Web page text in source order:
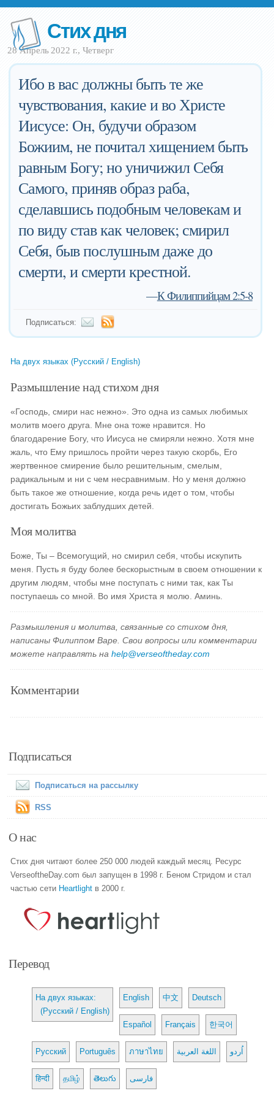
Стих дня
28 Апрель 2022 г., Четверг
Ибо в вас должны быть те же
чувствования, какие и во Христе
Иисусе: Он, будучи образом
Божиим, не почитал хищением быть
равным Богу; но уничижил Себя
Самого, приняв образ раба,
сделавшись подобным человекам и
по виду став как человек; смирил
Себя, быв послушным даже до
смерти, и смерти крестной.
—К Филиппийцам 2:5-8
Подписаться:
На двух языках (Русский / English)
Размышление над стихом дня
«Господь, смири нас нежно». Это одна из самых любимых
молитв моего друга. Мне она тоже нравится. Но
благодарение Богу, что Иисуса не смиряли нежно. Хотя мне
жаль, что Ему пришлось пройти через такую скорбь, Его
жертвенное смирение было решительным, смелым,
радикальным и ни с чем несравнимым. Но у меня должно
быть такое же отношение, когда речь идет о том, чтобы
достигать Божьих заблудших детей.
Моя молитва
Боже, Ты – Всемогущий, но смирил себя, чтобы искупить
меня. Пусть я буду более бескорыстным в своем отношении к
другим людям, чтобы мне поступать с ними так, как Ты
поступаешь со мной. Во имя Христа я молю. Аминь.
Размышления и молитва, связанные со стихом дня,
написаны Филиппом Варе. Свои вопросы или комментарии
можете направлять наhelp@verseoftheday.com
Комментарии
Подписаться
Подписаться на рассылку
RSS
О нас
Стих дня читают более 250 000 людей каждый месяц. Ресурс
VerseoftheDay.com был запущен в 1998 г. Беном Стридом и стал
частью сети Heartlight в 2000 г.
Перевод
На двух языках:
(Русский / English)
English 中文 Deutsch
Español Français 한국어
Русский Português ภาษาไทย اللغة العربية اُردو
हिन्दी தமிழ் తెలుగు فارسی